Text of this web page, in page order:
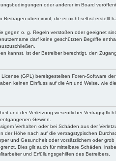
oder anderer im Board
übernimmt, die er nicht selbst
o. g. Regeln verstoßen oder geeignet
darf keine geschützten Begriffe
kannst, ist der Betreiber berechtigt, den
(GPL) bereitgestellten Foren-Software
keinen Einfluss auf die Art und Weise, wie
und der Verletzung wesentlicher
Gewinn.
Verhalten oder bei Schäden aus der
Höhe nach auf die vertragstypischen
und Gesundheit oder vorsätzlichem oder
Dies gilt auch für mittelbare Schäden,
und Erfüllungsgehilfen des Betreibers.